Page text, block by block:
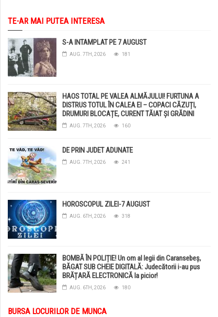
TE-AR MAI PUTEA INTERESA
S-A INTAMPLAT PE 7 AUGUST
AUG. 7TH, 2026 181
HAOS TOTAL PE VALEA ALMĂJULUI! FURTUNA A
DISTRUS TOTUL ÎN CALEA EI – COPACI CĂZUȚI,
DRUMURI BLOCAȚE, CURENT TĂIAT ȘI GRĂDINI
DISTRUSE DE GRINDINĂ!
AUG. 7TH, 2026 160
DE PRIN JUDET ADUNATE
AUG. 7TH, 2026 241
HOROSCOPUL ZILEI-7 AUGUST
AUG. 6TH, 2026 318
BOMBĂ ÎN POLIȚIE! Un om al legii din Caransebeș,
BĂGAT SUB CHEIE DIGITALĂ: Judecătorii i-au pus
BRĂȚARĂ ELECTRONICĂ la picior!
AUG. 6TH, 2026 180
BURSA LOCURILOR DE MUNCA